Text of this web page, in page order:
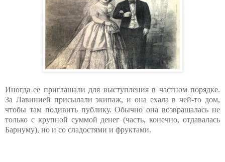
Иногда ее приглашали для выступления в частном порядке.
За Лавинией присылали экипаж, и она ехала в чей-то дом,
чтобы там подивить публику. Обычно она возвращалась не
только с крупной суммой денег (часть, конечно, отдавалась
Барнуму), но и со сладостями и фруктами.